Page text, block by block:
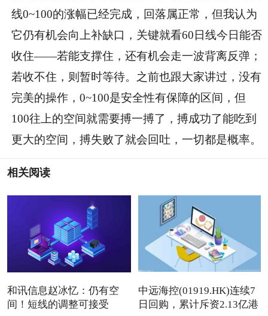
线0~100的涨幅已经完成，回落属正常，但我认为
它仍有机会向上补缺口，关键就看60日线今日能否
收住——若能支撑住，还有机会走一波背离反弹；
若收不住，则暂时等待。之前也跟大家讲过，没有
完美的操作，0~100是安全性有保障的区间，但
100往上的空间就需要搏一搏了，搏成功了能吃到
更大的空间，搏失败了就会回吐，一切都是概率。
相关阅读
和讯信息赵冰忆：仍有空
间！短线的调整可接受
中远海控(01919.HK)连续7
日回购，累计斥资2.13亿港